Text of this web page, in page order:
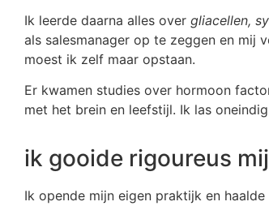
Ik leerde daarna alles over gliacellen,
als salesmanager op te zeggen en mij
moest ik zelf maar opstaan.
Er kwamen studies over hormoon
met het brein en leefstijl. Ik las
ik gooide rigoureus
Ik opende mijn eigen praktijk en